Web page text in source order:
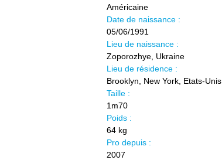
Américaine
Date de naissance :
05/06/1991
Lieu de naissance :
Zoporozhye, Ukraine
Lieu de résidence :
Brooklyn, New York, Etats-Unis
Taille :
1m70
Poids :
64 kg
Pro depuis :
2007